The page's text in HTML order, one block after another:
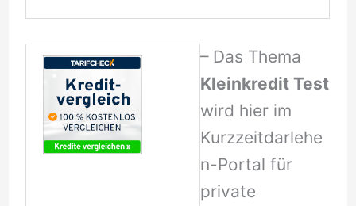
– Das Thema
Kleinkredit Test
wird hier im
Kurzzeitdarlehe
n-Portal für
private